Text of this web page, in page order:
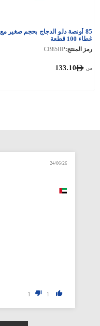
85 أونصة دلو الدجاج بحجم صغير مع
غطاء 100 قطعة
رمز المنتج:CB85HP
من 133.10
24/06/26
1
1